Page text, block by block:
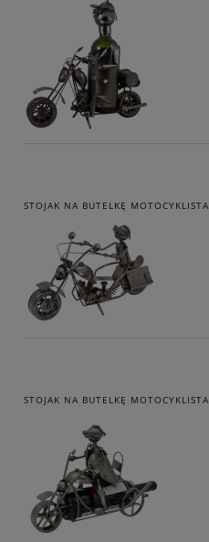
STOJAK NA BUTELKĘ MOTOCYKLISTA
STOJAK NA BUTELKĘ MOTOCYKLISTA